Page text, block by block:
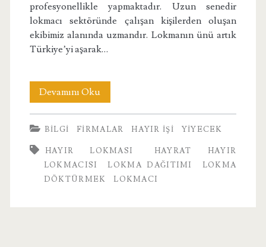
profesyonellikle yapmaktadır. Uzun senedir
lokmacı sektöründe çalışan kişilerden oluşan
ekibimiz alanında uzmandır. Lokmanın ünü artık
Türkiye’yi aşarak…
Devamını OkuHayrat
Hayır
Lokmacısı
BILGI FIRMALAR HAYIR İŞI YIYECEK
HAYIR LOKMASI
HAYRAT HAYIR
LOKMACISI
LOKMA DAĞITIMI
LOKMA
DÖKTÜRMEK
LOKMACI